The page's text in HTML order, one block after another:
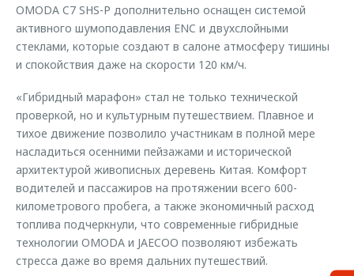
OMODA C7 SHS-P дополнительно оснащен системой
активного шумоподавления ENC и двухслойными
стеклами, которые создают в салоне атмосферу тишины
и спокойствия даже на скорости 120 км/ч.
«Гибридный марафон» стал не только технической
проверкой, но и культурным путешествием. Плавное и
тихое движение позволило участникам в полной мере
насладиться осенними пейзажами и исторической
архитектурой живописных деревень Китая. Комфорт
водителей и пассажиров на протяжении всего 600-
километрового пробега, а также экономичный расход
топлива подчеркнули, что современные гибридные
технологии OMODA и JAECOO позволяют избежать
стресса даже во время дальних путешествий.